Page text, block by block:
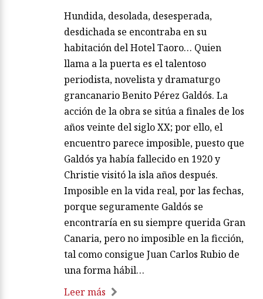
Hundida, desolada, desesperada,
desdichada se encontraba en su
habitación del Hotel Taoro… Quien
llama a la puerta es el talentoso
periodista, novelista y dramaturgo
grancanario Benito Pérez Galdós. La
acción de la obra se sitúa a finales de los
años veinte del siglo XX; por ello, el
encuentro parece imposible, puesto que
Galdós ya había fallecido en 1920 y
Christie visitó la isla años después.
Imposible en la vida real, por las fechas,
porque seguramente Galdós se
encontraría en su siempre querida Gran
Canaria, pero no imposible en la ficción,
tal como consigue Juan Carlos Rubio de
una forma hábil…
Leer más